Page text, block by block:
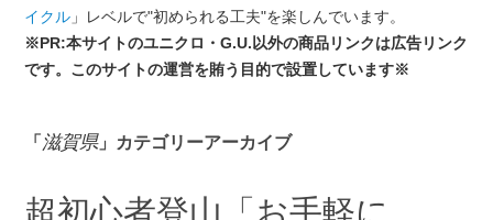
イクル」レベルで"初められる工夫"を楽しんでいます。
※PR:本サイトのユニクロ・G.U.以外の商品リンクは広告リンク
です。このサイトの運営を賄う目的で設置しています※
「 滋賀県」カテゴリーアーカイブ
超初心者登山「お手軽に